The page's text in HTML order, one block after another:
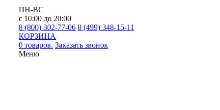
ПН-ВС
с 10:00 до 20:00
8 (800) 302-77-06 8 (499) 348-15-11
КОРЗИНА
0 товаров. Заказать звонок
Меню